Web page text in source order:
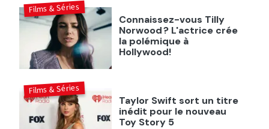
Connaissez-vous Tilly
Norwood ? L'actrice crée
la polémique à
Hollywood!
Films & Séries
Taylor Swift sort un titre
inédit pour le nouveau
Toy Story 5
Films & Séries